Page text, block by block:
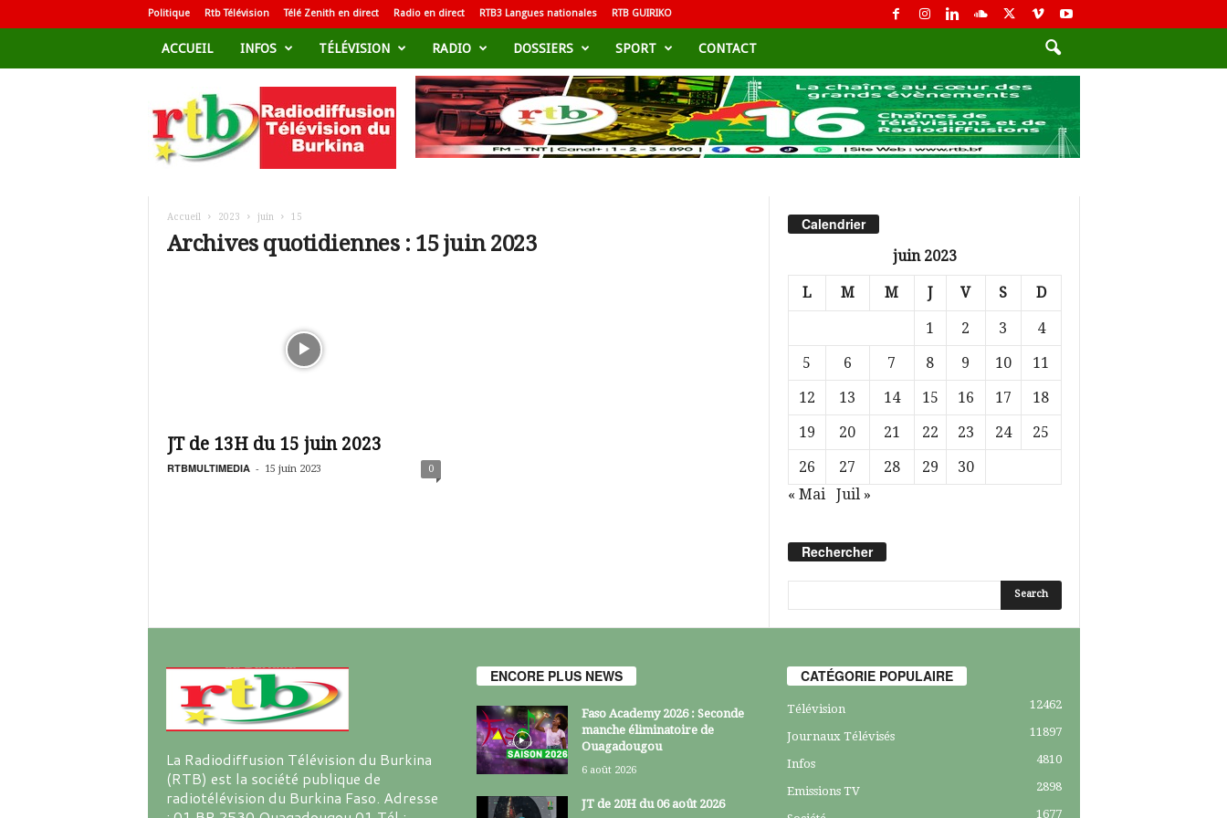
Politique Rtb Télévision Télé Zenith en direct Radio en direct RTB3 Langues nationales RTB GUIRIKO
ACCUEIL INFOS TÉLÉVISION RADIO DOSSIERS SPORT CONTACT
d
i
Accueil 2023 juin 15
Archives quotidiennes : 15 juin 2023
JT de 13H du 15 juin 2023
RTBMULTIMEDIA - 15 juin 2023 0
Calendrier
juin 2023
L M M J V S D
1 2 3
4
5
6 7 8 9 10
11
12
13 14 15 16 17
18
19
20 21 22 23 24
25
26
27 28 29
30
« Mai
Juil »
Rechercher
La Radiodiffusion Télévision du Burkina
(RTB) est la société publique de
radiotélévision du Burkina Faso. Adresse
ENCORE PLUS NEWS
Faso Academy 2026 : Seconde
manche éliminatoire de
Ouagadougou
6 août 2026
JT de 20H du 06 août 2026
CATÉGORIE POPULAIRE
Télévision 12462
Journaux Télévisés 11897
Infos 4810
Emissions TV 2898
1677